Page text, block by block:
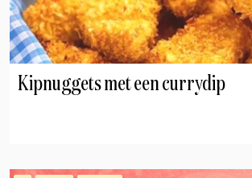
Kipnuggets met een currydip